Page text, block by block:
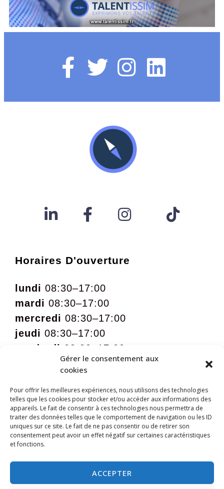
Gérer le consentement aux
cookies
Pour offrir les meilleures expériences, nous utilisons des technologies
telles que les cookies pour stocker et/ou accéder aux informations des
appareils. Le fait de consentir à ces technologies nous permettra de
traiter des données telles que le comportement de navigation ou les ID
uniques sur ce site. Le fait de ne pas consentir ou de retirer son
consentement peut avoir un effet négatif sur certaines caractéristiques
et fonctions.
ACCEPTER
Horaires D'ouverture
lundi 08:30–17:00
mardi 08:30–17:00
mercredi 08:30–17:00
jeudi 08:30–17:00
vendredi 08:30–17:00
09:00 – 12:00 sur rdv